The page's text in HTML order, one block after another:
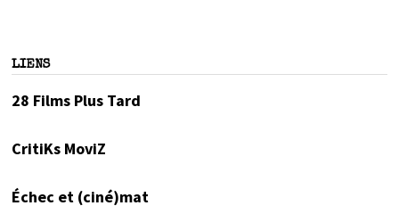
LIENS
28 Films Plus Tard
CritiKs MoviZ
Échec et (ciné)mat